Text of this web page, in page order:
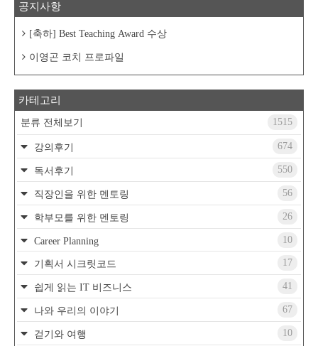
공지사항
[축하] Best Teaching Award 수상
이영곤 코치 프로파일
카테고리
분류 전체보기 1515
강의후기 674
독서후기 550
직장인을 위한 멘토링 56
학부모를 위한 멘토링 26
Career Planning 10
기획서 시크릿코드 17
쉽게 읽는 IT 비즈니스 41
나와 우리의 이야기 67
걷기와 여행 10